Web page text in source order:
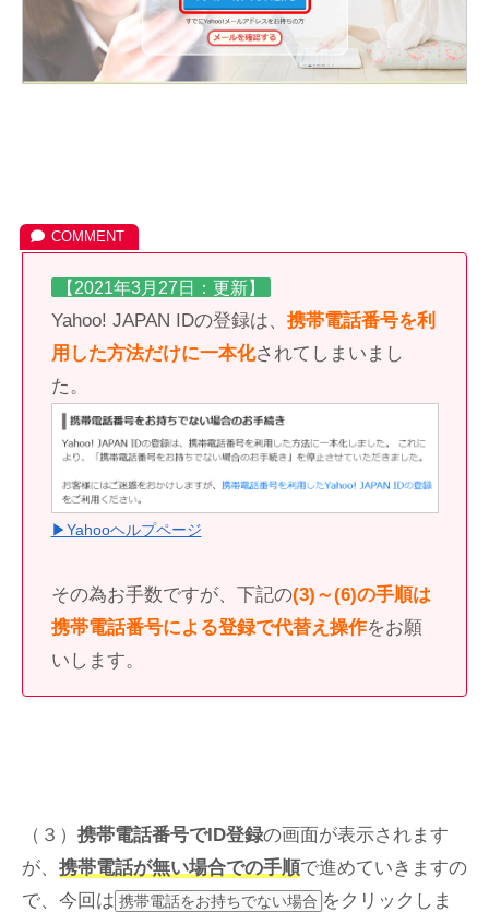
【2021年3月27日：更新】
Yahoo! JAPAN IDの登録は、 携帯電話番号を利
用した方法だけに一本化されてしまいまし
た。
▶Yahooヘルプページ
その為お手数ですが、下記の(3)～(6)の手順は
携帯電話番号による登録で代替え操作をお願
いします。
（３） 携帯電話番号でID登録の画面が表示されます
が、 携帯電話が無い場合での手順で進めていきますの
で、今回は 携帯電話をお持ちでない場合 をクリックしま